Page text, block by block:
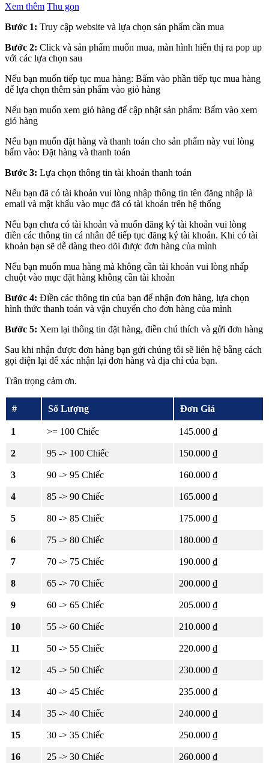
Xem thêm Thu gọn
Bước 1: Truy cập website và lựa chọn sản phẩm cần mua
Bước 2: Click và sản phẩm muốn mua, màn hình hiển thị ra pop up
với các lựa chọn sau
Nếu bạn muốn tiếp tục mua hàng: Bấm vào phần tiếp tục mua hàng
để lựa chọn thêm sản phẩm vào giỏ hàng
Nếu bạn muốn xem giỏ hàng để cập nhật sản phẩm: Bấm vào xem
giỏ hàng
Nếu bạn muốn đặt hàng và thanh toán cho sản phẩm này vui lòng
bấm vào: Đặt hàng và thanh toán
Bước 3: Lựa chọn thông tin tài khoản thanh toán
Nếu bạn đã có tài khoản vui lòng nhập thông tin tên đăng nhập là
email và mật khẩu vào mục đã có tài khoản trên hệ thống
Nếu bạn chưa có tài khoản và muốn đăng ký tài khoản vui lòng
điền các thông tin cá nhân để tiếp tục đăng ký tài khoản. Khi có tài
khoản bạn sẽ dễ dàng theo dõi được đơn hàng của mình
Nếu bạn muốn mua hàng mà không cần tài khoản vui lòng nhấp
chuột vào mục đặt hàng không cần tài khoản
Bước 4: Điền các thông tin của bạn để nhận đơn hàng, lựa chọn
hình thức thanh toán và vận chuyển cho đơn hàng của mình
Bước 5: Xem lại thông tin đặt hàng, điền chú thích và gửi đơn hàng
Sau khi nhận được đơn hàng bạn gửi chúng tôi sẽ liên hệ bằng cách
gọi điện lại để xác nhận lại đơn hàng và địa chỉ của bạn.
Trân trọng cảm ơn.
# Số Lượng Đơn Giá
1 >= 100 Chiếc 145.000 ₫
2 95 -> 100 Chiếc 150.000 ₫
3 90 -> 95 Chiếc 160.000 ₫
4 85 -> 90 Chiếc 165.000 ₫
5 80 -> 85 Chiếc 175.000 ₫
6 75 -> 80 Chiếc 180.000 ₫
7 70 -> 75 Chiếc 190.000 ₫
8 65 -> 70 Chiếc 200.000 ₫
9 60 -> 65 Chiếc 205.000 ₫
10 55 -> 60 Chiếc 210.000 ₫
11 50 -> 55 Chiếc 220.000 ₫
12 45 -> 50 Chiếc 230.000 ₫
13 40 -> 45 Chiếc 235.000 ₫
14 35 -> 40 Chiếc 240.000 ₫
15 30 -> 35 Chiếc 250.000 ₫
16 25 -> 30 Chiếc 260.000 ₫